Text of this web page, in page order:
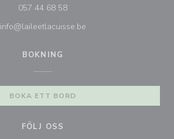
057 44 68 58
info@laileetlacuisse.be
BOKNING
BOKA ETT BORD
FÖLJ OSS